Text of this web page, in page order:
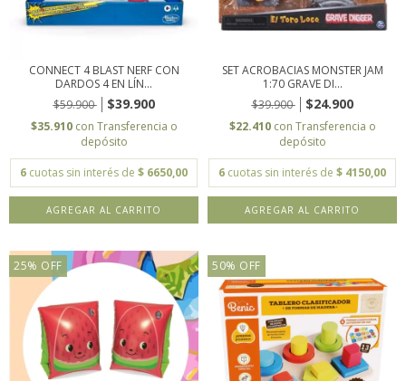
CONNECT 4 BLAST NERF CON
DARDOS 4 EN LÍN...
$59.900
$39.900
$35.910 con Transferencia o
depósito
6 cuotas sin interés de $ 6650,00
SET ACROBACIAS MONSTER JAM
1:70 GRAVE DI...
$39.900
$24.900
$22.410 con Transferencia o
depósito
6 cuotas sin interés de $ 4150,00
25% OFF 50% OFF